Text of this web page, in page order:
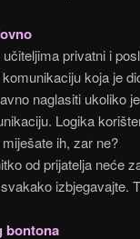
privatni i
koja je
naglasiti ukoliko
Logika
ih, zar ne?
od prijatelja neće
izbjegavajte.
bontona